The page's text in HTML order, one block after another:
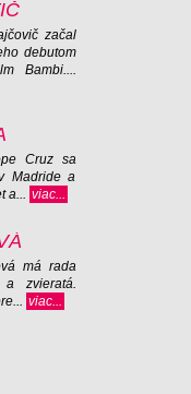
začal
debutom
Bambi....
Cruz sa
Madride a
a... viac...
má rada
zvieratá.
viac...